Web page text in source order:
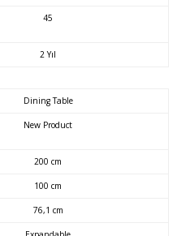
45
2 Yıl
Dining Table
New Product
200 cm
100 cm
76,1 cm